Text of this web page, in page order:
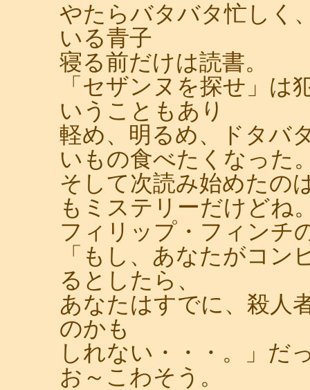
やたらバタバタ忙しく
いる青子
寝る前だけは読書。
「セザンヌを探せ」は
いうこともあり
軽め、明るめ、ドタバ
いもの食べたくなった
そして次読み始めたの
もミステリーだけどね
フィリップ・フィンチ
「もし、あなたがコ
るとしたら、
あなたはすでに、殺人
のかも
しれない・・・。」だ
お～こわそう。